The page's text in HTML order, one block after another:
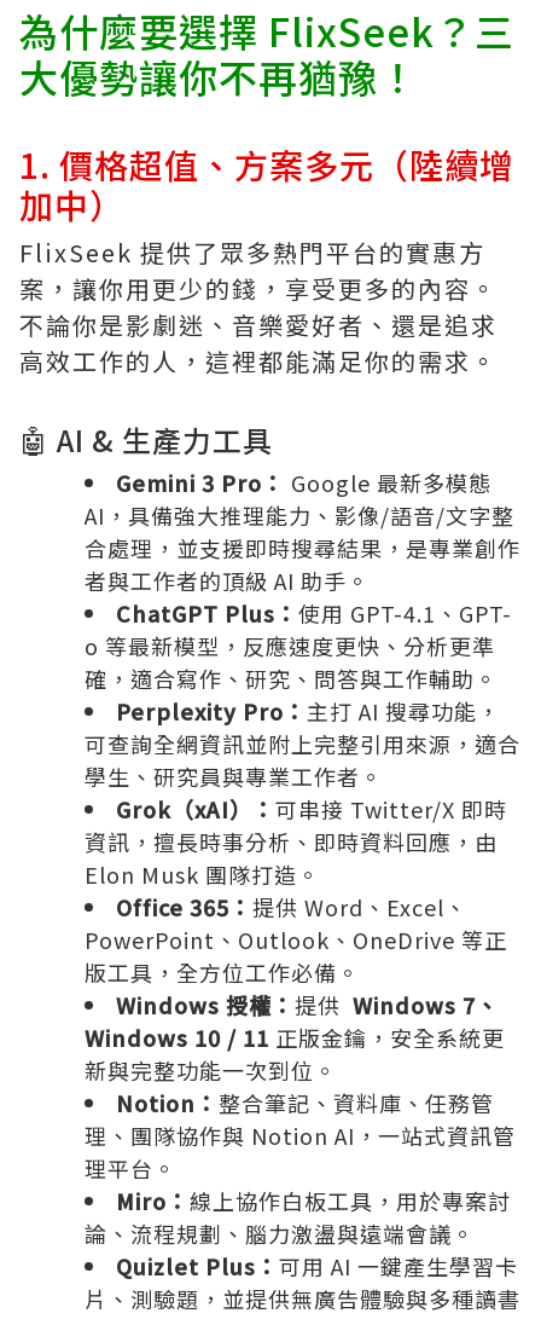
為什麼要選擇 FlixSeek？三
大優勢讓你不再猶豫！
1. 價格超值、方案多元（陸續增
加中）
FlixSeek 提供了眾多熱門平台的實惠方
案，讓你用更少的錢，享受更多的內容。
不論你是影劇迷、音樂愛好者、還是追求
高效工作的人，這裡都能滿足你的需求。
🤖 AI & 生產力工具
Gemini 3 Pro： Google 最新多模態
AI，具備強大推理能力、影像/語音/文字整
合處理，並支援即時搜尋結果，是專業創作
者與工作者的頂級 AI 助手。
ChatGPT Plus： 使用 GPT-4.1、GPT-
o 等最新模型，反應速度更快、分析更準
確，適合寫作、研究、問答與工作輔助。
Perplexity Pro： 主打 AI 搜尋功能，
可查詢全網資訊並附上完整引用來源，適合
學生、研究員與專業工作者。
Grok（xAI）： 可串接 Twitter/X 即時
資訊，擅長時事分析、即時資料回應，由
Elon Musk 團隊打造。
Office 365： 提供 Word、Excel、
PowerPoint、Outlook、OneDrive 等正
版工具，全方位工作必備。
Windows 授權： 提供 Windows 7、
Windows 10 / 11 正版金鑰，安全系統更
新與完整功能一次到位。
Notion： 整合筆記、資料庫、任務管
理、團隊協作與 Notion AI，一站式資訊管
理平台。
Miro： 線上協作白板工具，用於專案討
論、流程規劃、腦力激盪與遠端會議。
Quizlet Plus： 可用 AI 一鍵產生學習卡
片、測驗題，並提供無廣告體驗與多種讀書